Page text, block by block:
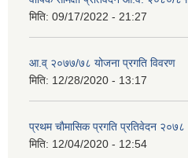
मिति: 09/17/2022 - 21:27
आ.व् २०७७/७८ योजना प्रगति विवरण
मिति: 12/28/2020 - 13:17
प्रथम चाैमासिक प्रगति प्रतिवेदन २०७८
मिति: 12/04/2020 - 12:54